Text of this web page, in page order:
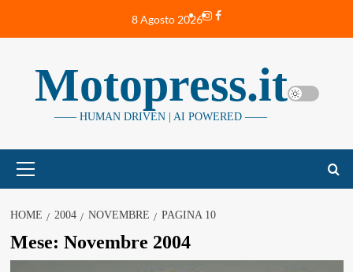
8 Agosto 2026Instagram
Facebook
Motopress.it
—— HUMAN DRIVEN | AI POWERED ——
principale
HOME 2004 NOVEMBRE PAGINA 10
Mese: Novembre 2004